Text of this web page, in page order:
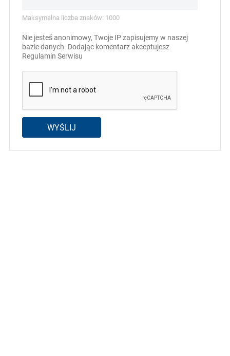
Maksymalna liczba znaków: 1000
Nie jesteś anonimowy, Twoje IP zapisujemy w naszej
bazie danych. Dodając komentarz akceptujesz
Regulamin Serwisu
WYŚLIJ